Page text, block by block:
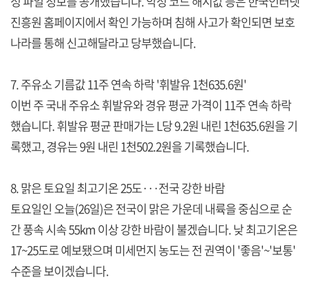
진흥원 홈페이지에서 확인 가능하며 침해 사고가 확인되면 보호
나라를 통해 신고해달라고 당부했습니다.
7. 주유소 기름값 11주 연속 하락 '휘발유 1천635.6원'
이번 주 국내 주유소 휘발유와 경유 평균 가격이 11주 연속 하락
했습니다. 휘발유 평균 판매가는 L당 9.2원 내린 1천635.6원을 기
록했고, 경유는 9원 내린 1천502.2원을 기록했습니다.
8. 맑은 토요일 최고기온 25도···전국 강한 바람
토요일인 오늘(26일)은 전국이 맑은 가운데 내륙을 중심으로 순
간 풍속 시속 55km 이상 강한 바람이 불겠습니다. 낮 최고기온은
17~25도로 예보됐으며 미세먼지 농도는 전 권역이 '좋음'~'보통'
수준을 보이겠습니다.